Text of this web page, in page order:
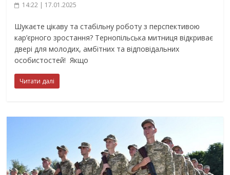
14:22 | 17.01.2025
Шукаєте цікаву та стабільну роботу з перспективою
кар’єрного зростання? Тернопільська митниця відкриває
двері для молодих, амбітних та відповідальних
особистостей! Якщо
Читати далі